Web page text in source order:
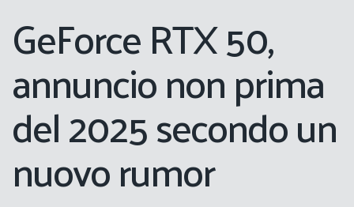
GeForce RTX 50,
annuncio non prima
del 2025 secondo un
nuovo rumor